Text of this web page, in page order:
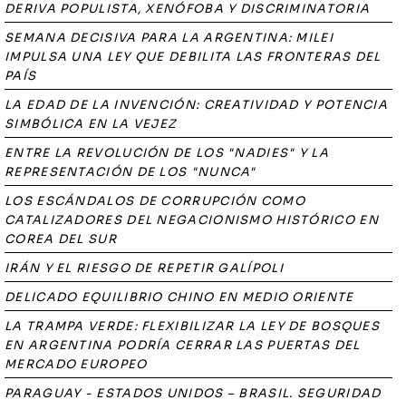
DERIVA POPULISTA, XENÓFOBA Y DISCRIMINATORIA
SEMANA DECISIVA PARA LA ARGENTINA: MILEI
IMPULSA UNA LEY QUE DEBILITA LAS FRONTERAS DEL
PAÍS
LA EDAD DE LA INVENCIÓN: CREATIVIDAD Y POTENCIA
SIMBÓLICA EN LA VEJEZ
ENTRE LA REVOLUCIÓN DE LOS "NADIES" Y LA
REPRESENTACIÓN DE LOS "NUNCA"
LOS ESCÁNDALOS DE CORRUPCIÓN COMO
CATALIZADORES DEL NEGACIONISMO HISTÓRICO EN
COREA DEL SUR
IRÁN Y EL RIESGO DE REPETIR GALÍPOLI
DELICADO EQUILIBRIO CHINO EN MEDIO ORIENTE
LA TRAMPA VERDE: FLEXIBILIZAR LA LEY DE BOSQUES
EN ARGENTINA PODRÍA CERRAR LAS PUERTAS DEL
MERCADO EUROPEO
PARAGUAY - ESTADOS UNIDOS – BRASIL. SEGURIDAD